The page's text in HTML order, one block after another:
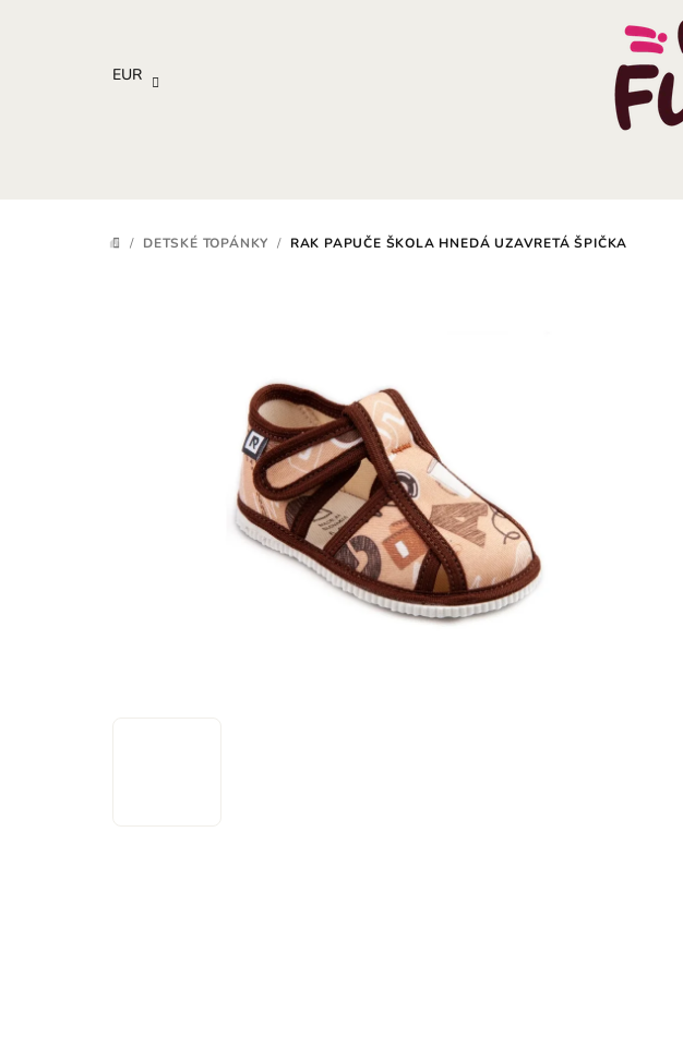
EUR
DOMOV
/ DETSKÉ TOPÁNKY / RAK PAPUČE ŠKOLA HNEDÁ UZAVRETÁ ŠPIČKA